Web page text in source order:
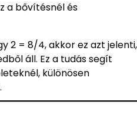
a bővítésnél és
2 = 8/4, akkor ez azt jelenti,
áll. Ez a tudás segít
különösen